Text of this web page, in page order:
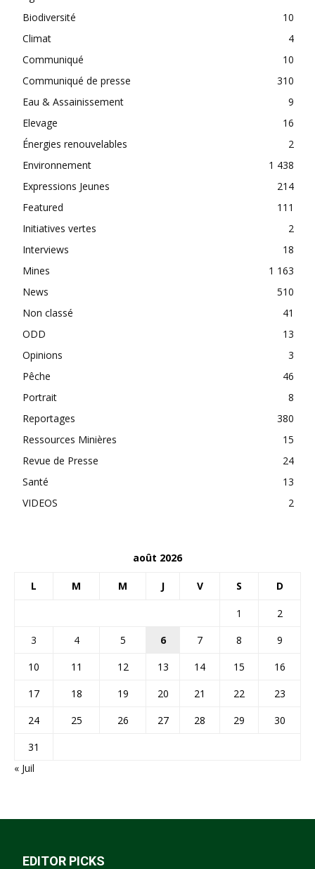
Biodiversité
10
Climat
4
Communiqué
10
Communiqué de presse
310
Eau & Assainissement
9
Elevage
16
Énergies renouvelables
2
Environnement
1 438
Expressions Jeunes
214
Featured
111
Initiatives vertes
2
Interviews
18
Mines
1 163
News
510
Non classé
41
ODD
13
Opinions
3
Pêche
46
Portrait
8
Reportages
380
Ressources Minières
15
Revue de Presse
24
Santé
13
VIDEOS
2
août 2026
L M M J V S D
1
2
3
4 5 6 7 8
9
10
11 12 13 14 15
16
17
18 19 20 21 22
23
24
25 26 27 28 29
30
31
« Juil
EDITOR PICKS